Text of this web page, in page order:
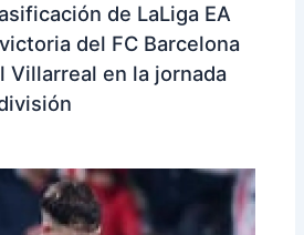
de LaLiga EA
del FC Barcelona
Villarreal en la jornada